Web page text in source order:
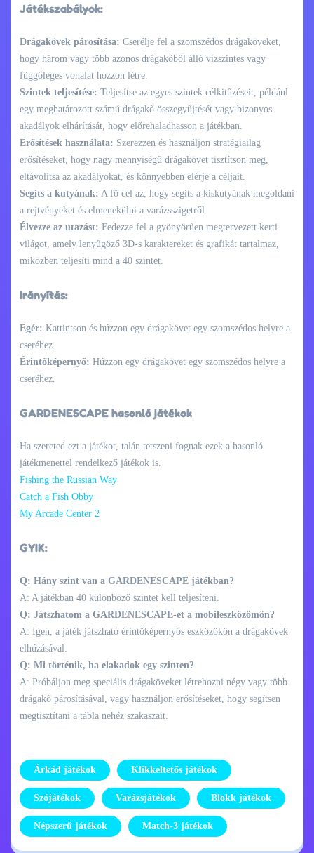
Játékszabályok:
Drágakövek párosítása: Cserélje fel a szomszédos drágaköveket,
hogy három vagy több azonos drágakőből álló vízszintes vagy
függőleges vonalat hozzon létre.
Szintek teljesítése: Teljesítse az egyes szintek célkitűzéseit, például
egy meghatározott számú drágakő összegyűjtését vagy bizonyos
akadályok elhárítását, hogy előrehaladhasson a játékban.
Erősítések használata: Szerezzen és használjon stratégiailag
erősítéseket, hogy nagy mennyiségű drágakövet tisztítson meg,
eltávolítsa az akadályokat, és könnyebben elérje a céljait.
Segíts a kutyának: A fő cél az, hogy segíts a kiskutyának megoldani
a rejtvényeket és elmenekülni a varázsszigetről.
Élvezze az utazást: Fedezze fel a gyönyörűen megtervezett kerti
világot, amely lenyűgöző 3D-s karaktereket és grafikát tartalmaz,
miközben teljesíti mind a 40 szintet.
Irányítás:
Egér: Kattintson és húzzon egy drágakövet egy szomszédos helyre a
cseréhez.
Érintőképernyő: Húzzon egy drágakövet egy szomszédos helyre a
cseréhez.
GARDENESCAPE hasonló játékok
Ha szereted ezt a játékot, talán tetszeni fognak ezek a hasonló
játékmenettel rendelkező játékok is.
Fishing the Russian Way
Catch a Fish Obby
My Arcade Center 2
GYIK:
Q: Hány szint van a GARDENESCAPE játékban?
A: A játékban 40 különböző szintet kell teljesíteni.
Q: Játszhatom a GARDENESCAPE-et a mobileszközömön?
A: Igen, a játék játszható érintőképernyős eszközökön a drágakövek
elhúzásával.
Q: Mi történik, ha elakadok egy szinten?
A: Próbáljon meg speciális drágaköveket létrehozni négy vagy több
drágakő párosításával, vagy használjon erősítéseket, hogy segítsen
megtisztítani a tábla nehéz szakaszait.
Árkád játékok Klikkeltetős játékok
Szójátékok Varázsjátékok Blokk játékok
Népszerű játékok Match-3 játékok